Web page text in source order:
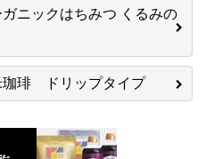
ガニックはちみつ くるみの
珈琲 ドリップタイプ